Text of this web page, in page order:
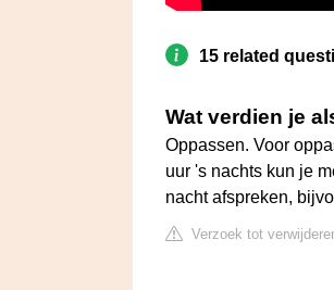
15 related
Wat verdien je
Oppassen. Voor
uur 's nachts kun je
nacht afspreken,
Verzoek tot